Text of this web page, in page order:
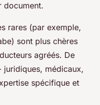
document.
rares (par exemple,
sont plus chères
agréés. De
juridiques, médicaux,
spécifique et